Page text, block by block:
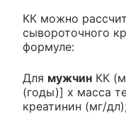
КК можно
сывороточного
формуле:
Для мужчин КК
(годы)] х масса
креатинин (мг/